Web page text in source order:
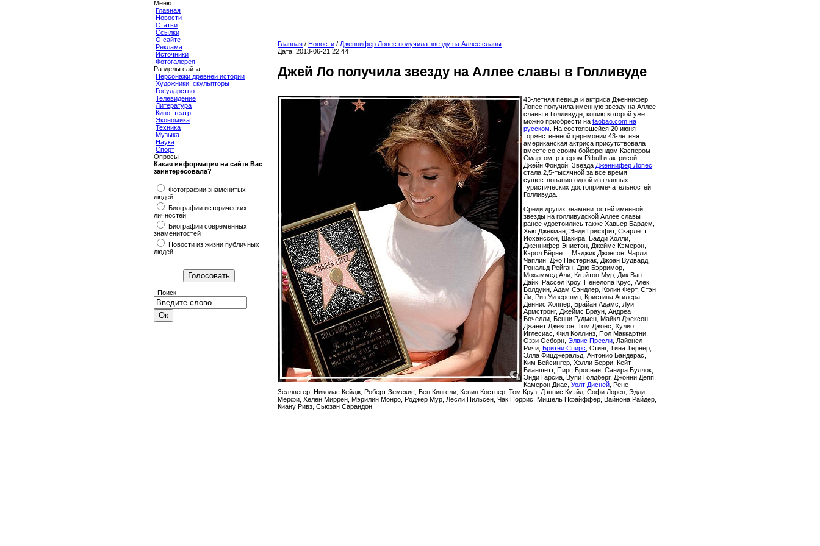
Меню
Главная
Новости
Статьи
Ссылки
О сайте
Реклама
Источники
Фотогалерея
Разделы сайта
Персонажи древней истории
Художники, скульпторы
Государство
Телевидение
Литература
Кино, театр
Экономика
Техника
Музыка
Наука
Спорт
Опросы
Какая информация на сайте Вас
заинтересовала?
Фотографии знаменитых
людей
Биографии исторических
личностей
Биографии современных
знаменитостей
Новости из жизни публичных
людей
Поиск
Главная / Новости / Дженнифер Лопес получила звезду на Аллее славы
Дата: 2013-06-21 22:44
Джей Ло получила звезду на Аллее славы в Голливуде
43-летняя певица и актриса Дженнифер
Лопес получила именную звезду на Аллее
славы в Голливуде, копию которой уже
можно приобрести на taobao.com на
русском. На состоявшейся 20 июня
торжественной церемонии 43-летняя
американская актриса присутствовала
вместе со своим бойфрендом Каспером
Смартом, рэпером Pitbull и актрисой
Джейн Фондой. Звезда Дженнифер Лопес
стала 2,5-тысячной за все время
существования одной из главных
туристических достопримечательностей
Голливуда.
Среди других знаменитостей именной
звезды на голливудской Аллее славы
ранее удостоились также Хавьер Бардем,
Хью Джекман, Энди Гриффит, Скарлетт
Йоханссон, Шакира, Бадди Холли,
Дженнифер Энистон, Джеймс Кэмерон,
Кэрол Бёрнетт, Мэджик Джонсон, Чарли
Чаплин, Джо Пастернак, Джоан Вудвард,
Рональд Рейган, Дрю Бэрримор,
Мохаммед Али, Клэйтон Мур, Дик Ван
Дайк, Рассел Кроу, Пенелопа Крус, Алек
Болдуин, Адам Сэндлер, Колин Ферт, Стэн
Ли, Риз Уизерспун, Кристина Агилера,
Деннис Хоппер, Брайан Адамс, Луи
Армстронг, Джеймс Браун, Андреа
Бочелли, Бенни Гудмен, Майкл Джексон,
Джанет Джексон, Том Джонс, Хулио
Иглесиас, Фил Коллинз, Пол Маккартни,
Оззи Осборн, Элвис Пресли, Лайонел
Ричи, Бритни Спирс, Стинг, Тина Тёрнер,
Элла Фицджеральд, Антонио Бандерас,
Ким Бейсингер, Хэлли Берри, Кейт
Бланшетт, Пирс Броснан, Сандра Буллок,
Энди Гарсиа, Вупи Голдберг, Джонни Депп,
Камерон Диас, Уолт Дисней, Рене
Зеллвегер, Николас Кейдж, Роберт Земекис, Бен Кингсли, Кевин Костнер, Том Круз, Дэннис Куэйд, Софи Лорен, Эдди
Мёрфи, Хелен Миррен, Мэрилин Монро, Роджер Мур, Лесли Нильсен, Чак Норрис, Мишель Пфайффер, Вайнона Райдер,
Киану Ривз, Сьюзан Сарандон.